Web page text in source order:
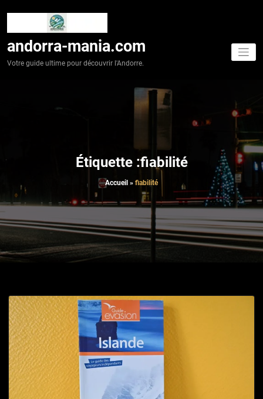
andorra-mania.com
Votre guide ultime pour découvrir l'Andorre.
Étiquette :fiabilité
Accueil » fiabilité